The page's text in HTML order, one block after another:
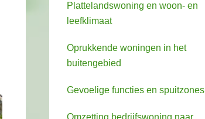
Plattelandswoning en woon- en
leefklimaat
Oprukkende woningen in het
buitengebied
Gevoelige functies en spuitzones
Omzetting bedrijfswoning naar